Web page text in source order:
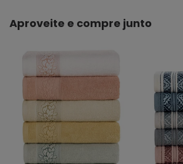
Aproveite e compre junto